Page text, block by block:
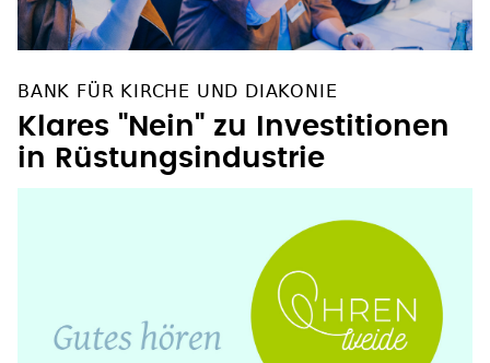
BANK FÜR KIRCHE UND DIAKONIE
Klares "Nein" zu Investitionen
in Rüstungsindustrie